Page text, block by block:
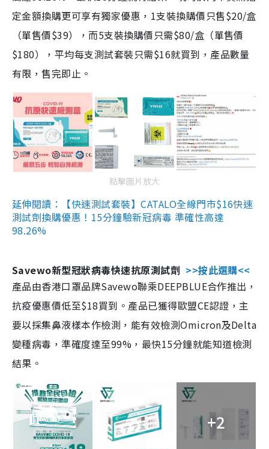
定金額換購更可享有獨家優惠，1支裝換購價只售$20/盒
（單售價$39），而5支裝換購價只需$80/盒（單售價
$180），平均每支測試套裝只需$16就買到，產品數量
有限，售完即止。
點擊圖片放大
延伸閱讀：【快速測試套裝】CATALO全線門市$16快速
測試劑換購優惠！15分鐘驗新冠病毒 準確性高達
98.26%
Savewo新型冠狀病毒快速抗原測試劑 >>按此選購<<
產品由香港口罩品牌Savewo聯乘DEEPBLUE合作推出，
抗疫優惠價低至$18買到。產品已獲得歐盟CE認證，主
要以採集鼻液樣本作檢測，能有效檢測Omicron及Delta
變種病毒，準確度達至99%，最快15分鐘就能知道檢測
結果。
+2